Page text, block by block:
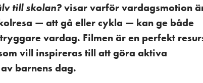
till skolan?visar varför vardagsmotion
— att gå eller cykla — kan ge både
vardag. Filmen är en perfekt
vill inspireras till att göra aktiva
barnens dag.